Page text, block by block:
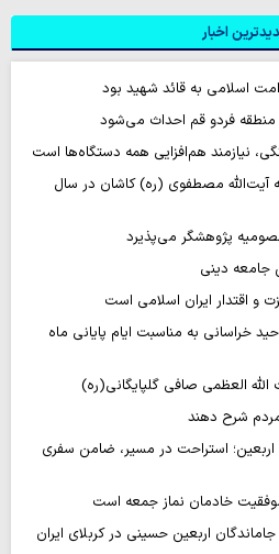
اخبار
اسلامی به قائد شهید بود
منطقه فردو قم احداث می‌شود
نیازمند هم‌افزایی همه دستگاه‌ها است
آیت‌الله مصطفوی (ره) کاشان در سال
پژوهشگر می‌پذیرد
جامعه دینی
و اقتدار ایران اسلامی است
خراسانی به مناسبت ایام پایانی ماه
العظمی صافی گلپایگانی(ره)
مردم شرح دهند
اربعین؛ استراحت در مسیر، ضامن سفری
خادمان نماز جمعه است